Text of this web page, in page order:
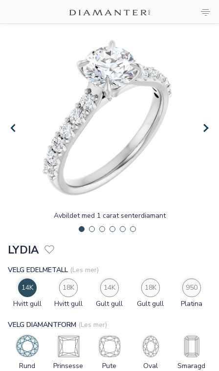
×
×
Avbildet med 1 carat senterdiamant
LYDIA
VELG EDELMETALL (Les mer)
14K
Hvitt gull
18K
Hvitt gull
14K
Gult gull
18K
Gult gull
950
Platina
VELG DIAMANTFORM (Les mer)
Rund Prinsesse Pute Oval Smaragd